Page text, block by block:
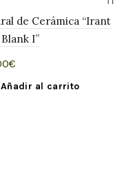
de Cerámica “Irant
I”
€
Añadir al carrito